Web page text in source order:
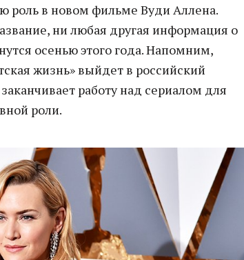
роль в новом фильме Вуди Аллена.
ни любая другая информация о
осенью этого года. Напомним,
жизнь» выйдет в российский
работу над сериалом для
роли.